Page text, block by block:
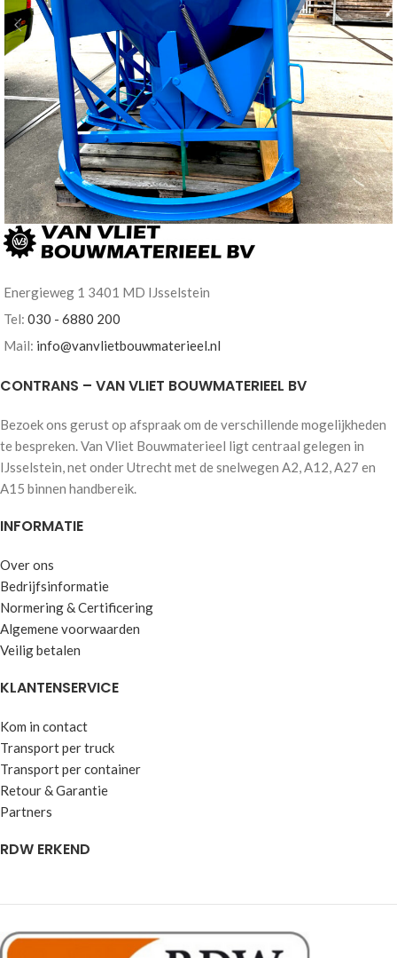
Projecten
onderlossing met zijlossing uitstort goot
Energieweg 1 3401 MD IJsselstein
Tel: 030 - 6880 200
Mail: info@vanvlietbouwmaterieel.nl
CONTRANS – VAN VLIET BOUWMATERIEEL BV
Bezoek ons gerust op afspraak om de verschillende mogelijkheden
te bespreken. Van Vliet Bouwmaterieel ligt centraal gelegen in
IJsselstein, net onder Utrecht met de snelwegen A2, A12, A27 en
A15 binnen handbereik.
INFORMATIE
Over ons
Bedrijfsinformatie
Normering & Certificering
Algemene voorwaarden
Veilig betalen
KLANTENSERVICE
Kom in contact
Transport per truck
Transport per container
Retour & Garantie
Partners
RDW ERKEND